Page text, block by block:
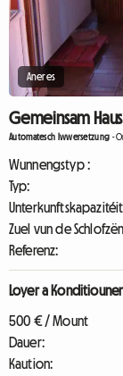
Aneres
Gemeinsam
Automatesch Iwwersetzung -
Wunnengstyp :
Typ:
Zuel vun de
Referenz:
Loyer a
500 € / Mount
Dauer:
Kaution: